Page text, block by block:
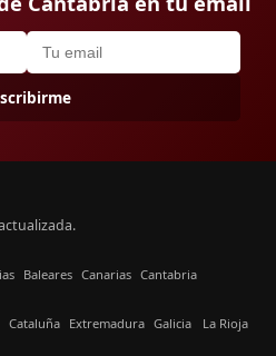
Baleares Canarias Cantabria
Cataluña Extremadura Galicia La Rioja